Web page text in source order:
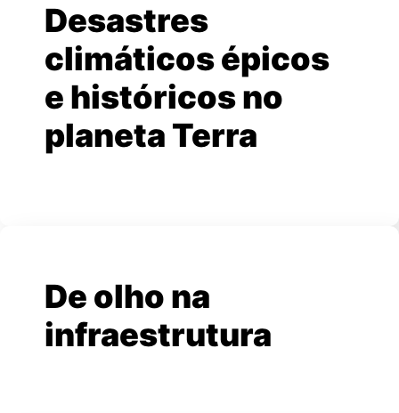
Desastres
climáticos épicos
e históricos no
planeta Terra
De olho na
infraestrutura